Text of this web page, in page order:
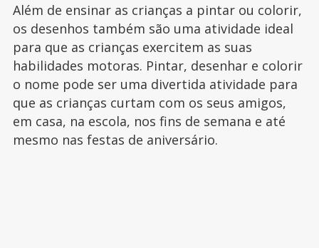
Além de ensinar as crianças a pintar ou colorir,
os desenhos também são uma atividade ideal
para que as crianças exercitem as suas
habilidades motoras. Pintar, desenhar e colorir
o nome pode ser uma divertida atividade para
que as crianças curtam com os seus amigos,
em casa, na escola, nos fins de semana e até
mesmo nas festas de aniversário.